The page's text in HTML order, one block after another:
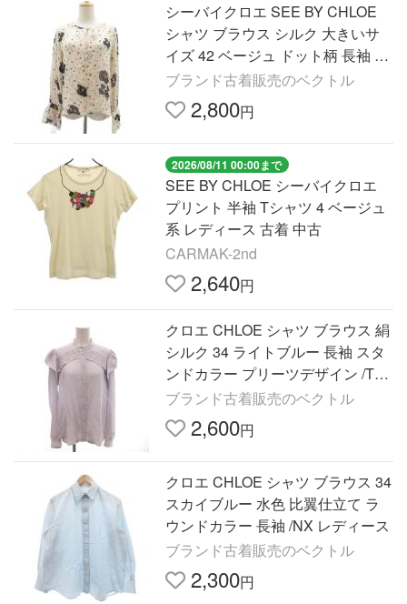
シーバイクロエ SEE BY CHLOE
シャツ ブラウス シルク 大きいサ
イズ 42 ベージュ ドット柄 長袖 ラ
ウンドネック ■GY70 レディース
ブランド古着販売のベクトル
2,800円
2026/08/11 00:00まで
SEE BY CHLOE シーバイクロエ
プリント 半袖 Tシャツ 4 ベージュ
系 レディース 古着 中古
CARMAK-2nd
2,640円
クロエ CHLOE シャツ ブラウス 絹
シルク 34 ライトブルー 長袖 スタ
ンドカラー プリーツデザイン /TL
■GY62 レディース
ブランド古着販売のベクトル
2,600円
クロエ CHLOE シャツ ブラウス 34
スカイブルー 水色 比翼仕立て ラ
ウンドカラー 長袖 /NX レディース
ブランド古着販売のベクトル
2,300円